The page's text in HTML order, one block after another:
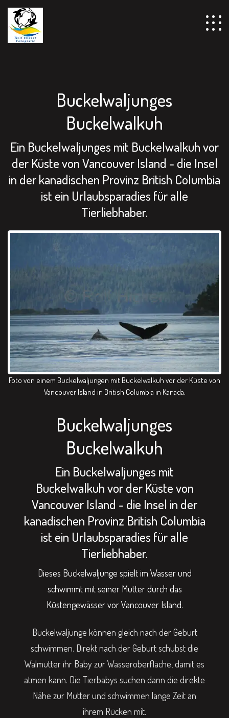
================================================== -->
Buckelwaljunges
Buckelwalkuh
Ein Buckelwaljunges mit Buckelwalkuh vor
der Küste von Vancouver Island - die Insel
in der kanadischen Provinz British Columbia
ist ein Urlaubsparadies für alle
Tierliebhaber.
Foto von einem Buckelwaljungen mit Buckelwalkuh vor der Küste von
Vancouver Island in British Columbia in Kanada.
Buckelwaljunges
Buckelwalkuh
Ein Buckelwaljunges mit
Buckelwalkuh vor der Küste von
Vancouver Island - die Insel in der
kanadischen Provinz British Columbia
ist ein Urlaubsparadies für alle
Tierliebhaber.
Dieses Buckelwaljunge spielt im Wasser und
schwimmt mit seiner Mutter durch das
Küstengewässer vor Vancouver Island.
Buckelwaljunge können gleich nach der Geburt
schwimmen. Direkt nach der Geburt schubst die
Walmutter ihr Baby zur Wasseroberfläche, damit es
atmen kann. Die Tierbabys suchen dann die direkte
Nähe zur Mutter und schwimmen lange Zeit an
ihrem Rücken mit.